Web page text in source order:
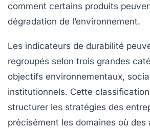
comment certains produits
dégradation de l’environnement.
Les indicateurs de durabilité
regroupés selon trois grandes
objectifs environnementaux,
institutionnels. Cette
structurer les stratégies des
précisément les domaines où des